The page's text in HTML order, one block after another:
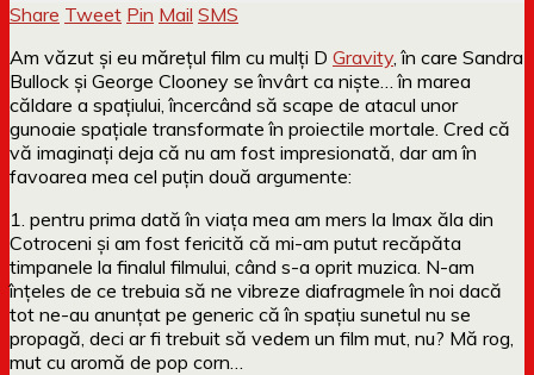
Share Tweet Pin Mail SMS
Am văzut și eu mărețul film cu mulți D Gravity , în care Sandra
Bullock și George Clooney se învârt ca niște… în marea
căldare a spațiului, încercând să scape de atacul unor
gunoaie spațiale transformate în proiectile mortale. Cred că
vă imaginați deja că nu am fost impresionată, dar am în
favoarea mea cel puțin două argumente:
1. pentru prima dată în viața mea am mers la Imax ăla din
Cotroceni și am fost fericită că mi-am putut recăpăta
timpanele la finalul filmului, când s-a oprit muzica. N-am
înțeles de ce trebuia să ne vibreze diafragmele în noi dacă
tot ne-au anunțat pe generic că în spațiu sunetul nu se
propagă, deci ar fi trebuit să vedem un film mut, nu? Mă rog,
mut cu aromă de pop corn…